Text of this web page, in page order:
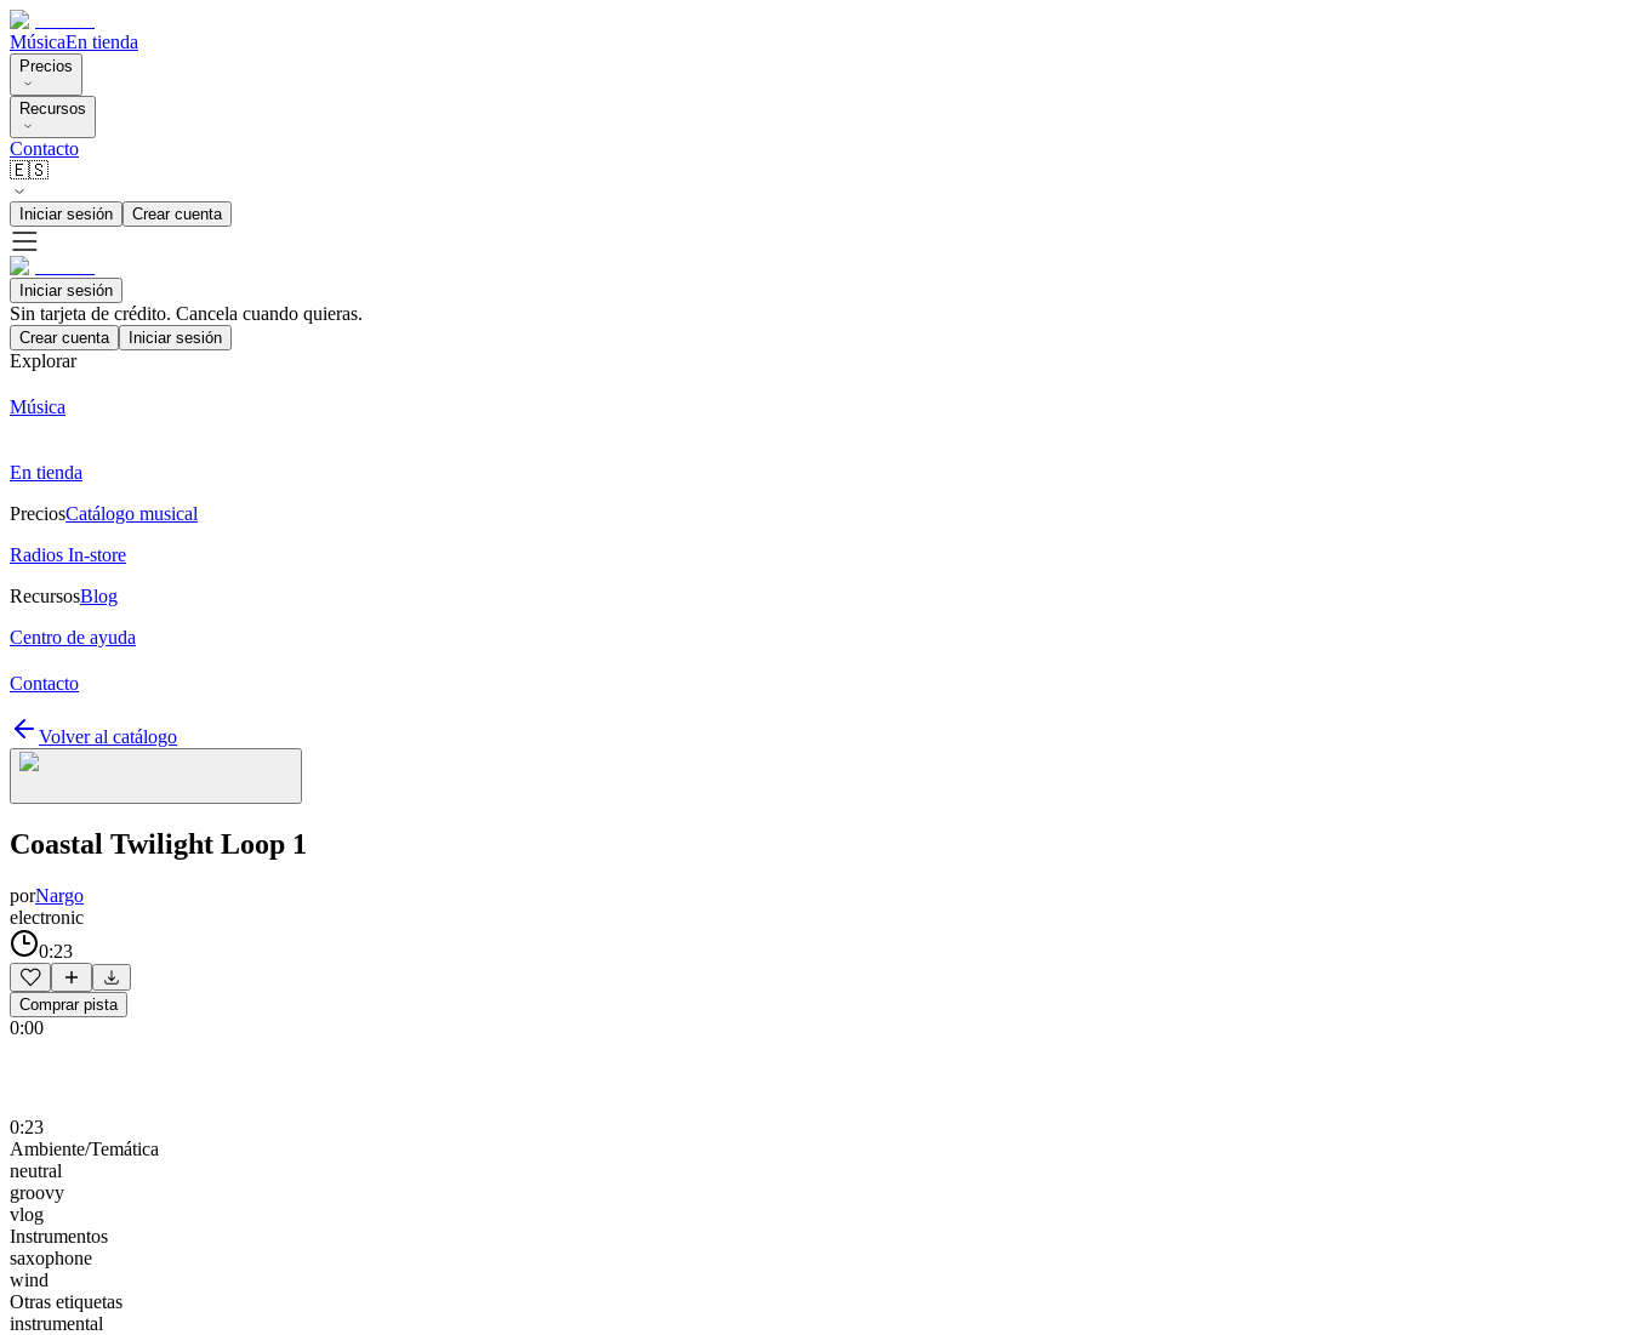
MúsicaEn tienda
Precios
Recursos
Contacto
🇪🇸
Iniciar sesión Crear cuenta
Iniciar sesión
Sin tarjeta de crédito. Cancela cuando quieras.
Crear cuenta Iniciar sesión
Explorar
Música
En tienda
PreciosCatálogo musical
Radios In-store
RecursosBlog
Centro de ayuda
Contacto
Volver al catálogo
Coastal Twilight Loop 1
porNargo
electronic
0:23
Comprar pista
0:00
0:23
Ambiente/Temática
neutral
groovy
vlog
Instrumentos
saxophone
wind
Otras etiquetas
instrumental